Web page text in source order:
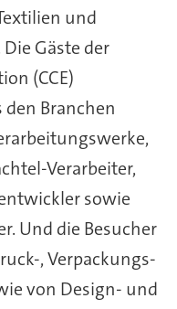
und
Gäste der
(CCE)
Branchen
Verarbeiter,
sowie
Und die Besucher
, Verpackungs-
von Design- und